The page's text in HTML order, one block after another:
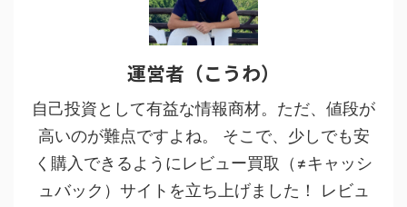
運営者（こうわ）
自己投資として有益な情報商材。ただ、値段が
高いのが難点ですよね。 そこで、少しでも安
く購入できるようにレビュー買取（≠キャッシ
ュバック）サイトを立ち上げました！ レビュ